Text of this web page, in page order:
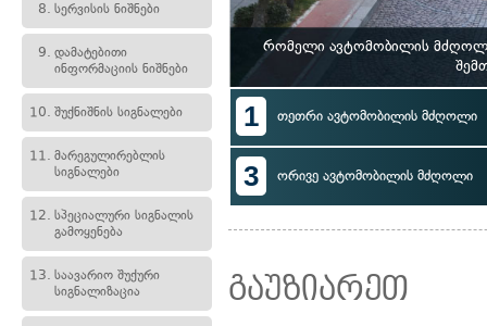
8. სერვისის ნიშნები
9. დამატებითი
ინფორმაციის ნიშნები
10. შუქნიშნის სიგნალები
11. მარეგულირებლის
სიგნალები
12. სპეციალური სიგნალის
გამოყენება
13. საავარიო შუქური
სიგნალიზაცია
რომელი ავტომობილის მძღოლი
1 თეთრი ავტომობილის მძღოლი
3 ორივე ავტომობილის მძღოლი
გაუზიარეთ